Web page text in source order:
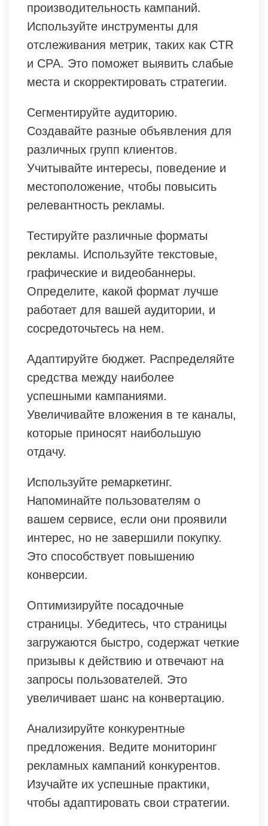
производительность кампаний.
Используйте инструменты для
отслеживания метрик, таких как CTR
и CPA. Это поможет выявить слабые
места и скорректировать стратегии.
Сегментируйте аудиторию.
Создавайте разные объявления для
различных групп клиентов.
Учитывайте интересы, поведение и
местоположение, чтобы повысить
релевантность рекламы.
Тестируйте различные форматы
рекламы. Используйте текстовые,
графические и видеобаннеры.
Определите, какой формат лучше
работает для вашей аудитории, и
сосредоточьтесь на нем.
Адаптируйте бюджет. Распределяйте
средства между наиболее
успешными кампаниями.
Увеличивайте вложения в те каналы,
которые приносят наибольшую
отдачу.
Используйте ремаркетинг.
Напоминайте пользователям о
вашем сервисе, если они проявили
интерес, но не завершили покупку.
Это способствует повышению
конверсии.
Оптимизируйте посадочные
страницы. Убедитесь, что страницы
загружаются быстро, содержат четкие
призывы к действию и отвечают на
запросы пользователей. Это
увеличивает шанс на конвертацию.
Анализируйте конкурентные
предложения. Ведите мониторинг
рекламных кампаний конкурентов.
Изучайте их успешные практики,
чтобы адаптировать свои стратегии.